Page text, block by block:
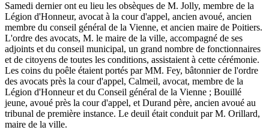
Samedi dernier ont eu lieu les obsèques de M. Jolly, membre de la
Légion d'Honneur, avocat à la cour d'appel, ancien avoué, ancien
membre du conseil général de la Vienne, et ancien maire de Poitiers.
L'ordre des avocats, M. le maire de la ville, accompagné de ses
adjoints et du conseil municipal, un grand nombre de fonctionnaires
et de citoyens de toutes les conditions, assistaient à cette cérémonie.
Les coins du poêle étaient portés par MM. Fey, bâtonnier de l'ordre
des avocats près la cour d'appel, Calmeil, avocat, membre de la
Légion d'Honneur et du Conseil général de la Vienne ; Bouillé
jeune, avoué près la cour d'appel, et Durand père, ancien avoué au
tribunal de première instance. Le deuil était conduit par M. Orillard,
maire de la ville.